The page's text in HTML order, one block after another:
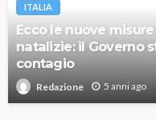
ITALIA
Ecco le nuove
natalizie: il Governo
contagio
Redazione 5 anni ago